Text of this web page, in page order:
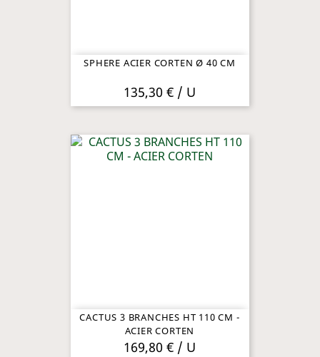
SPHERE ACIER CORTEN Ø 40 CM
135,30 € / U
CACTUS 3 BRANCHES HT 110 CM -
ACIER CORTEN
169,80 € / U